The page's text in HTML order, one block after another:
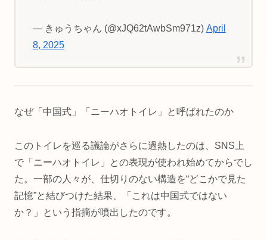
— きゅうちゃん (@xJQ62tAwbSm971z) April
8, 2025
なぜ「中国式」「ニーハオトイレ」と呼ばれたのか
このトイレを巡る議論がさらに過熱したのは、SNS上
で「ニーハオトイレ」との表現が使われ始めてからでし
た。一部の人々が、仕切りのない構造を“どこかで見た
記憶”と結びつけた結果、「これは中国式ではない
か？」という指摘が噴出したのです。